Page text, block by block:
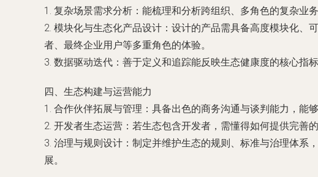
1. 复杂场景需求分析 ：能梳理和分析跨组织、多角色的复杂业
2. 模块化与生态化产品设计 ：设计的产品需具备高度模块化、
者、最终企业用户等多重角色的体验。
3. 数据驱动迭代 ：善于定义和追踪能反映生态健康度的核心指
四、生态构建与运营能力
1. 合作伙伴拓展与管理 ：具备出色的商务沟通与谈判能力，能
2. 开发者生态运营 ：若生态包含开发者，需懂得如何提供完善
3. 治理与规则设计 ：制定并维护生态的规则、标准与治理体
展。